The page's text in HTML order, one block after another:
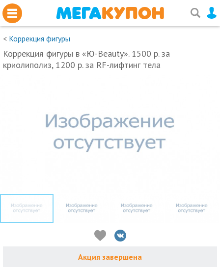
< Коррекция фигуры
Коррекция фигуры в «Ю-Beauty». 1500 р. за
криолиполиз, 1200 р. за RF-лифтинг тела
Акция завершена